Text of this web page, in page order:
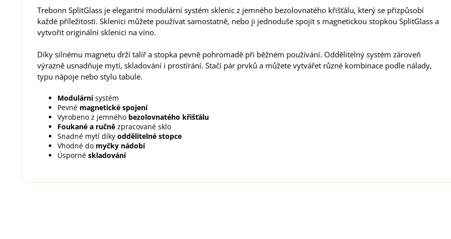
Trebonn SplitGlass je elegantní modulární systém sklenic z jemného bezolovnatého křišťálu, který se přizpůsobí
každé příležitosti. Sklenici můžete používat samostatně, nebo ji jednoduše spojit s magnetickou stopkou SplitGlass a
vytvořit originální sklenici na víno.
Díky silnému magnetu drží talíř a stopka pevně pohromadě při běžném používání. Oddělitelný systém zároveň
výrazně usnadňuje mytí, skladování i prostírání. Stačí pár prvků a můžete vytvářet různé kombinace podle nálady,
typu nápoje nebo stylu tabule.
Modulárnísystém
Pevné magnetické spojení
Vyrobeno z jemného bezolovnatého křišťálu
Foukané a ručně zpracované sklo
Snadné mytí díky oddělitelné stopce
Vhodné do myčky nádobí
Úsporné skladování